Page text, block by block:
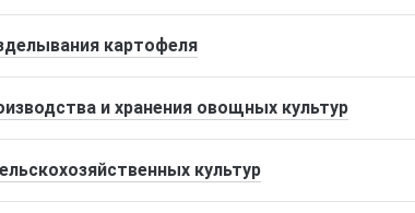
картофеля
и хранения овощных культур
культур